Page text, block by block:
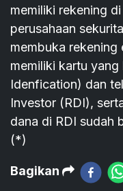
memiliki rekening
perusahaan
membuka rekening
memiliki kartu
Idenfication) dan
Investor (RDI),
dana di RDI sudah
(*)
Bagikan